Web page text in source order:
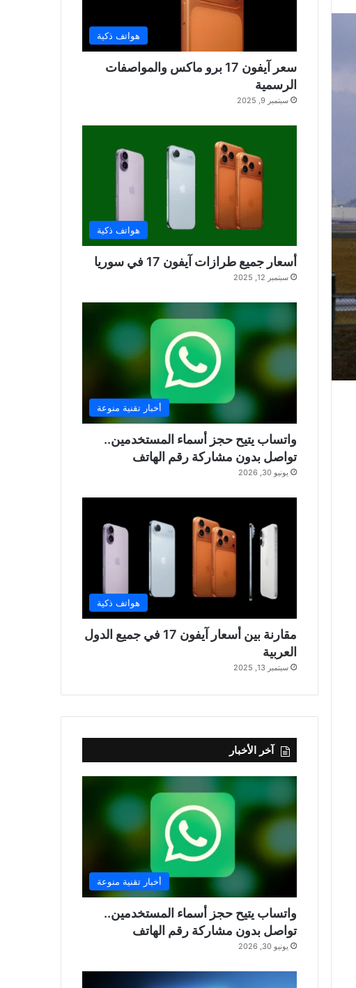
هواتف ذكية
سعر آيفون 17 برو ماكس والمواصفات
الرسمية
سبتمبر 9, 2025
هواتف ذكية
أسعار جميع طرازات آيفون 17 في سوريا
سبتمبر 12, 2025
أخبار تقنية منوعة
واتساب يتيح حجز أسماء المستخدمين..
تواصل بدون مشاركة رقم الهاتف
يونيو 30, 2026
هواتف ذكية
مقارنة بين أسعار آيفون 17 في جميع الدول
العربية
سبتمبر 13, 2025
آخر الأخبار
أخبار تقنية منوعة
واتساب يتيح حجز أسماء المستخدمين..
تواصل بدون مشاركة رقم الهاتف
يونيو 30, 2026